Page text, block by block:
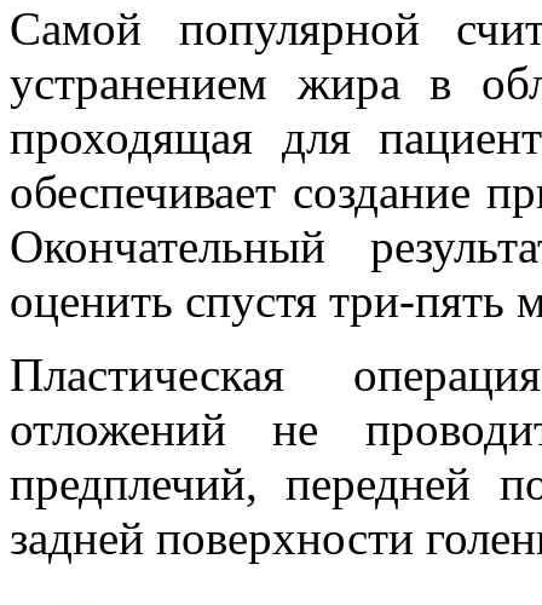
Самой популярной
устранением жира в
проходящая для
обеспечивает создание
Окончательный
оценить спустя три-пять
Пластическая
отложений не
предплечий, передней
задней поверхности